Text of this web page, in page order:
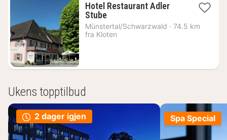
Hotel Restaurant Adler
Stube1
natt
fra
Münstertal/Schwarzwald · 74.5 km
fra Kloten
Ukens topptilbud
2 dager igjen Spa Special